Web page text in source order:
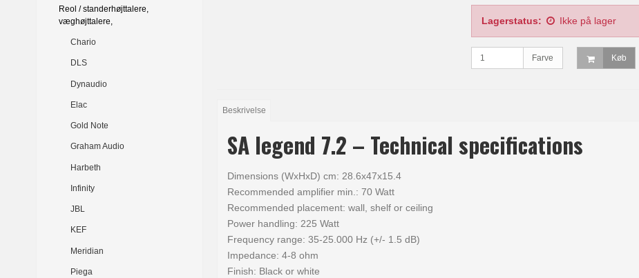
Reol / standerhøjttalere,
væghøjttalere,
Chario
DLS
Dynaudio
Elac
Gold Note
Graham Audio
Harbeth
Infinity
JBL
KEF
Meridian
Piega
Lagerstatus: Ikke på lager
Farve Køb
Beskrivelse
SA legend 7.2 – Technical specifications
Dimensions (WxHxD) cm: 28.6x47x15.4
Recommended amplifier min.: 70 Watt
Recommended placement: wall, shelf or ceiling
Power handling: 225 Watt
Frequency range: 35-25.000 Hz (+/- 1.5 dB)
Impedance: 4-8 ohm
Finish: Black or white